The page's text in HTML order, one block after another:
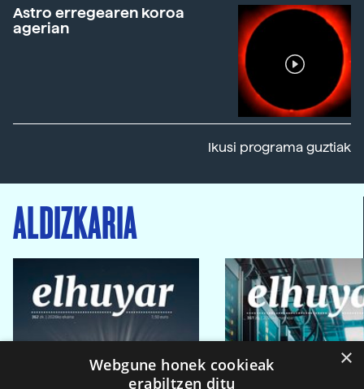
Astro erregearen koroa
agerian
Ikusi programa guztiak
ALDIZKARIA
×
Webgune honek cookieak
erabiltzen ditu